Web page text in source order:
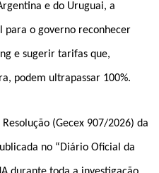
e do Uruguai, a
para o governo reconhecer
e sugerir tarifas que,
podem ultrapassar 100%.
(Gecex 907/2026) da
no “Diário Oficial da